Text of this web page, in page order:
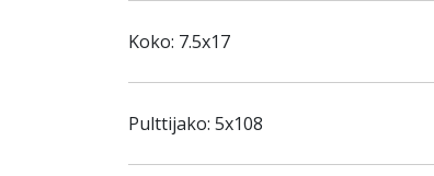
Koko: 7.5x17
Pulttijako: 5x108